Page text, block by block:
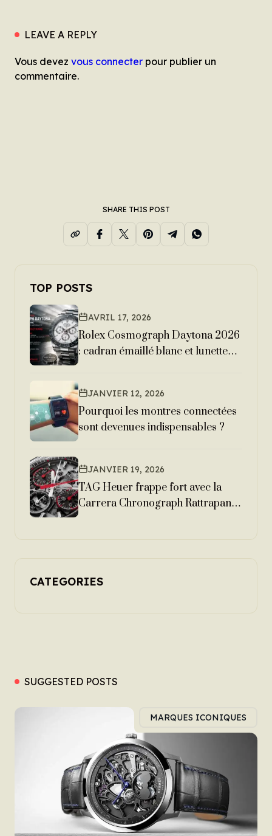
LEAVE A REPLY
Vous devez vous connecter pour publier un
commentaire.
SHARE THIS POST
TOP POSTS
AVRIL 17, 2026
Rolex Cosmograph Daytona 2026
: cadran émaillé blanc et lunette
JANVIER 12, 2026
Pourquoi les montres connectées
sont devenues indispensables ?
JANVIER 19, 2026
TAG Heuer frappe fort avec la
Carrera Chronograph Rattrapante
CATEGORIES
SUGGESTED POSTS
MARQUES ICONIQUES